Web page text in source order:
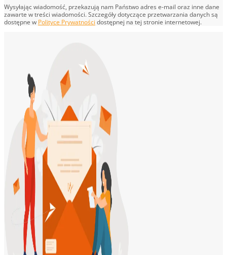
Wysyłając wiadomość, przekazują nam Państwo adres e-mail oraz inne dane
zawarte w treści wiadomości. Szczegóły dotyczące przetwarzania danych są
dostępne w Polityce Prywatności dostępnej na tej stronie internetowej.